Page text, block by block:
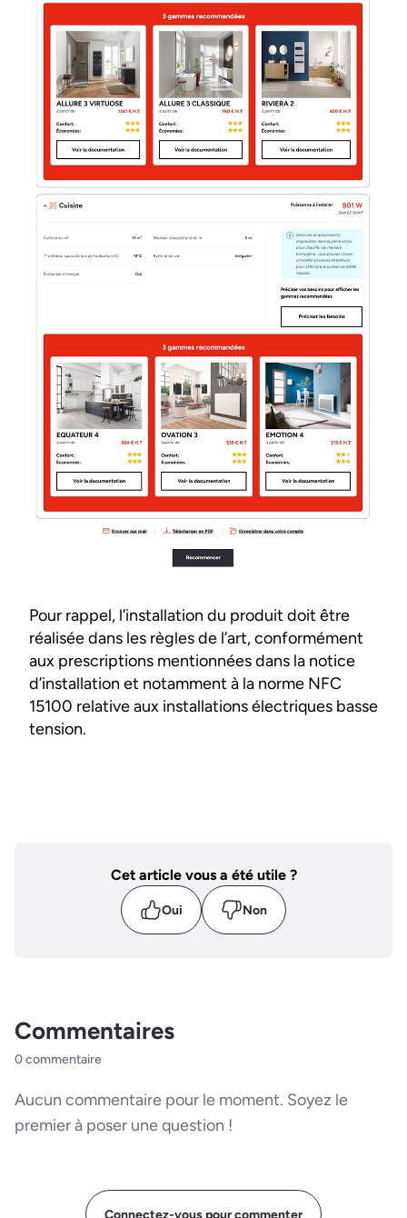
Pour rappel, l’installation du produit doit être
réalisée dans les règles de l’art, conformément
aux prescriptions mentionnées dans la notice
d’installation et notamment à la norme NFC
15100 relative aux installations électriques basse
tension.
Cet article vous a été utile ?
Oui Non
Commentaires
0 commentaire
Aucun commentaire pour le moment. Soyez le
premier à poser une question !
Connectez-vous pour commenter